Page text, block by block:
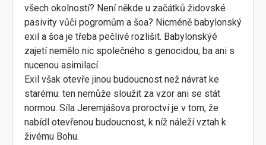
všech okolností? Není někde u začátků židovské
pasivity vůči pogromům a šoa? Nicméně babylonský
exil a šoa je třeba pečlivě rozlišit. Babylonskýé
zajetí nemělo nic společného s genocidou, ba ani s
nucenou asimilací.
Exil však otevře jinou budoucnost než návrat ke
starému: ten nemůže sloužit za vzor ani se stát
normou. Síla Jeremjášova proroctví je v tom, že
nabídl otevřenou budoucnost, k níž náleží vztah k
živému Bohu.